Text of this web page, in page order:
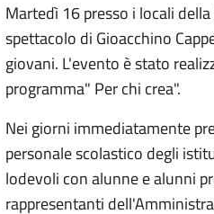
Martedì 16 presso i locali
spettacolo di Gioacchino
giovani. L'evento è stato
programma" Per chi crea".
Nei giorni immediatamente
personale scolastico degli
lodevoli con alunne e alunni
rappresentanti